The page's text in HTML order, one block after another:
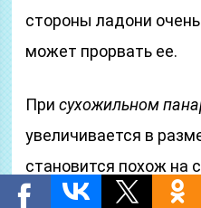
стороны ладони очень
может прорвать ее.
Присухожильном
увеличивается в
становится похож на
распространяться на